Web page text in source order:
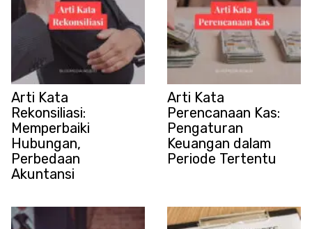
Arti Kata
Rekonsiliasi:
Memperbaiki
Hubungan,
Perbedaan
Akuntansi
Arti Kata
Perencanaan Kas:
Pengaturan
Keuangan dalam
Periode Tertentu